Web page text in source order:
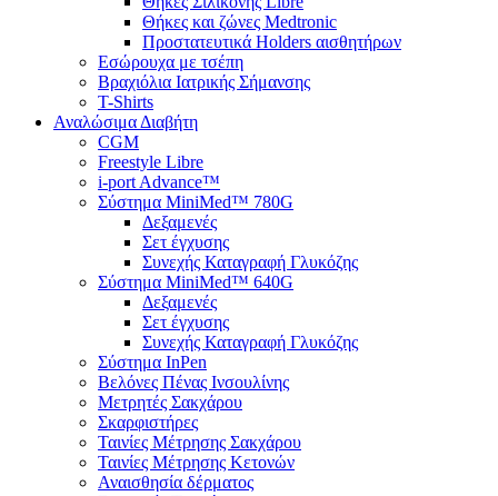
Θήκες και ζώνες Medtronic
Προστατευτικά Holders αισθητήρων
Εσώρουχα με τσέπη
Βραχιόλια Ιατρικής Σήμανσης
T-Shirts
Αναλώσιμα Διαβήτη
CGM
Freestyle Libre
i-port Advance™
Σύστημα MiniMed™ 780G
Δεξαμενές
Σετ έγχυσης
Συνεχής Καταγραφή Γλυκόζης
Σύστημα MiniMed™ 640G
Δεξαμενές
Σετ έγχυσης
Συνεχής Καταγραφή Γλυκόζης
Σύστημα InPen
Βελόνες Πένας Ινσουλίνης
Μετρητές Σακχάρου
Σκαρφιστήρες
Ταινίες Μέτρησης Σακχάρου
Ταινίες Μέτρησης Κετονών
Αναισθησία δέρματος